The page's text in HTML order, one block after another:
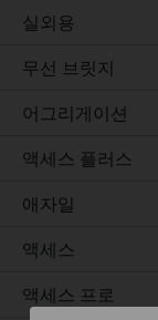
실외용
무선 브릿지
어그리게이션
액세스 플러스
애자일
액세스
액세스 프로